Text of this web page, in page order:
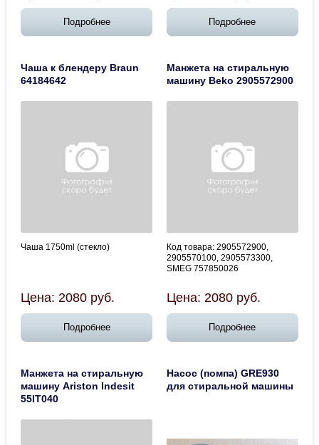
Подробнее Подробнее
Чаша к блендеру Braun
64184642
Чаша 1750ml (стекло)
Цена: 2080 руб.
Подробнее
Манжета на стиральную
машину Beko 2905572900
Код товара: 2905572900,
2905570100, 2905573300,
SMEG 757850026
Цена: 2080 руб.
Подробнее
Манжета на стиральную
машину Ariston Indesit
55IT040
Насос (помпа) GRE930
для стиральной машины